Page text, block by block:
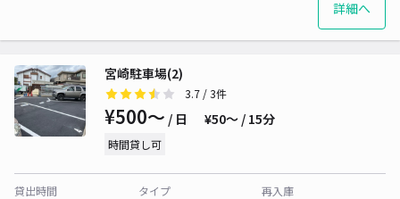
詳細へ
宮崎駐車場(2)
3.7 / 3件
¥500〜 / 日 ¥50〜 / 15分
時間貸し可
貸出時間
タイプ
再入庫